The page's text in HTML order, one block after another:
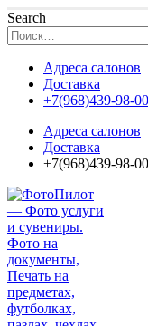
Search
Адреса салонов
Доставка
+7(968)439-98-00
Адреса салонов
Доставка
+7(968)439-98-00